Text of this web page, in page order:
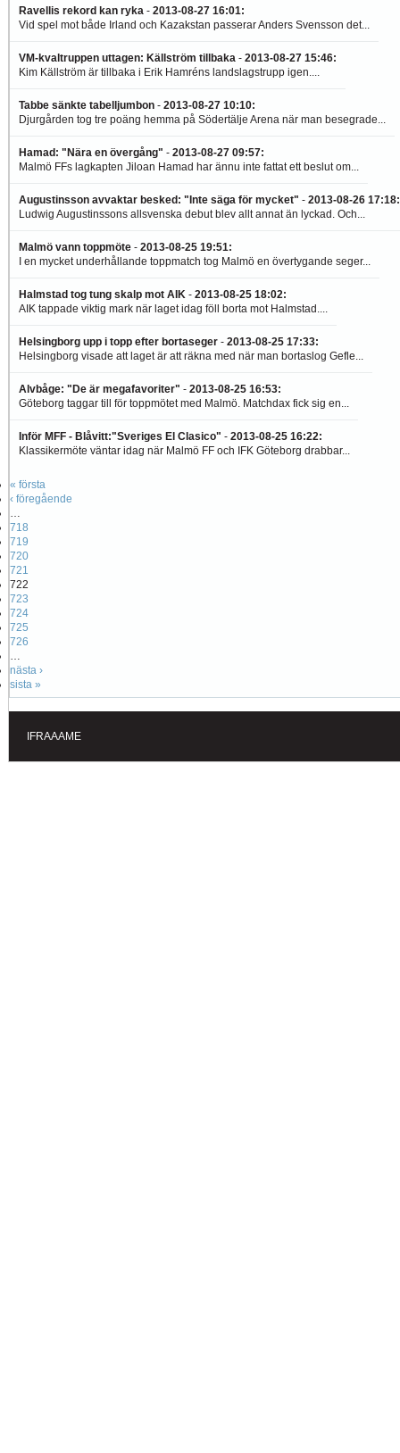
Ravellis rekord kan ryka - 2013-08-27 16:01:
Vid spel mot både Irland och Kazakstan passerar Anders Svensson det...
VM-kvaltruppen uttagen: Källström tillbaka - 2013-08-27 15:46:
Kim Källström är tillbaka i Erik Hamréns landslagstrupp igen....
Tabbe sänkte tabelljumbon - 2013-08-27 10:10:
Djurgården tog tre poäng hemma på Södertälje Arena när man besegrade...
Hamad: "Nära en övergång" - 2013-08-27 09:57:
Malmö FFs lagkapten Jiloan Hamad har ännu inte fattat ett beslut om...
Augustinsson avvaktar besked: "Inte säga för mycket" - 2013-08-26 17:18:
Ludwig Augustinssons allsvenska debut blev allt annat än lyckad. Och...
Malmö vann toppmöte - 2013-08-25 19:51:
I en mycket underhållande toppmatch tog Malmö en övertygande seger...
Halmstad tog tung skalp mot AIK - 2013-08-25 18:02:
AIK tappade viktig mark när laget idag föll borta mot Halmstad....
Helsingborg upp i topp efter bortaseger - 2013-08-25 17:33:
Helsingborg visade att laget är att räkna med när man bortaslog Gefle...
Alvbåge: "De är megafavoriter" - 2013-08-25 16:53:
Göteborg taggar till för toppmötet med Malmö. Matchdax fick sig en...
Inför MFF - Blåvitt:"Sveriges El Clasico" - 2013-08-25 16:22:
Klassikermöte väntar idag när Malmö FF och IFK Göteborg drabbar...
« första
‹ föregående
…
718
719
720
721
722
723
724
725
726
…
nästa ›
sista »
IFRAAAME